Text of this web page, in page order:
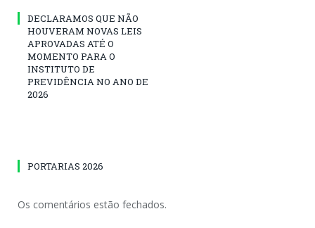
DECLARAMOS QUE NÃO
HOUVERAM NOVAS LEIS
APROVADAS ATÉ O
MOMENTO PARA O
INSTITUTO DE
PREVIDÊNCIA NO ANO DE
2026
PORTARIAS 2026
Os comentários estão fechados.